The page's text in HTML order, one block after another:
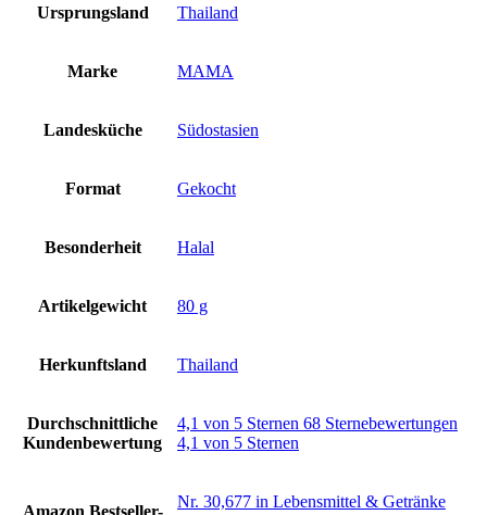
Ursprungsland ‎Thailand
Marke ‎MAMA
Landesküche ‎Südostasien
Format ‎Gekocht
Besonderheit ‎Halal
Artikelgewicht ‎80 g
Herkunftsland ‎Thailand
Durchschnittliche
Kundenbewertung
4,1 von 5 Sternen 68 Sternebewertungen
4,1 von 5 Sternen
Amazon Bestseller-
Nr. 30,677 in Lebensmittel & Getränke